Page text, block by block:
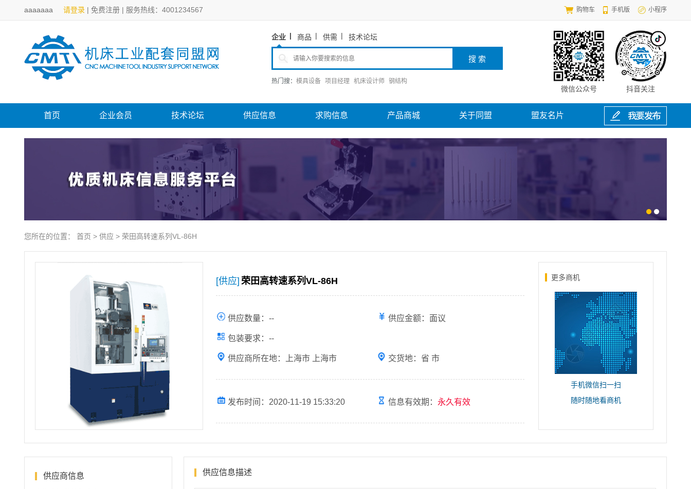
aaaaaaa 请登录 | 免费注册 | 服务热线：4001234567 购物车 手机版 小程序
企业 商品 供需 技术论坛
热门搜： 模具设备 项目经理 机床设计师 钢结构
抖音关注
微信公众号
首页 企业会员 技术论坛 供应信息 求购信息 产品商城 关于同盟 盟友名片
您所在的位置： 首页 > 供应 > 荣田高转速系列VL-86H
[供应] 荣田高转速系列VL-86H
供应数量：-- 供应金额：面议
包装要求：--
供应商所在地：上海市 上海市 交货地：省 市
发布时间：2020-11-19 15:33:20 信息有效期： 永久有效
更多商机
手机微信扫一扫
随时随地看商机
供应商信息 供应信息描述